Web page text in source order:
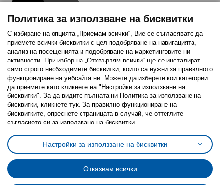
Последвайте ни:
FacebookTwitterYoutubePinterestInstagram
Политика за използване на бисквитки (Cookies)
Избор на настройки за използване на бисквитки
Условия за ползване на ikea.bgОбща политика за личните данни
Политика за защита на личните данни на ikea.bg
Общи условия на програма IKEA Family
Политика за защита на лични данни на програма IKEA Family
Политика за използване на бисквитки
С избиране на опцията „Приемам всички“, Вие се съгласявате да
приемете всички бисквитки с цел подобряване на навигацията,
анализ на посещенията и подобряване на маркетинговите ни
активности. При избор на „Отхвърлям всички“ ще се инсталират
само строго необходимитe бисквитки, които са нужни за правилното
функциониране на уебсайта ни. Можете да изберете кои категории
да приемете като кликнете на "Настройки за използване на
бисквитки". За да видите пълната ни Политика за използване на
бисквитки, кликнете тук. За правилно функциониране на
бисквитките, опреснете страницата в случай, че оттеглите
съгласието си за използване на бисквитки.
Настройки за използване на бисквитки
Отказвам всички